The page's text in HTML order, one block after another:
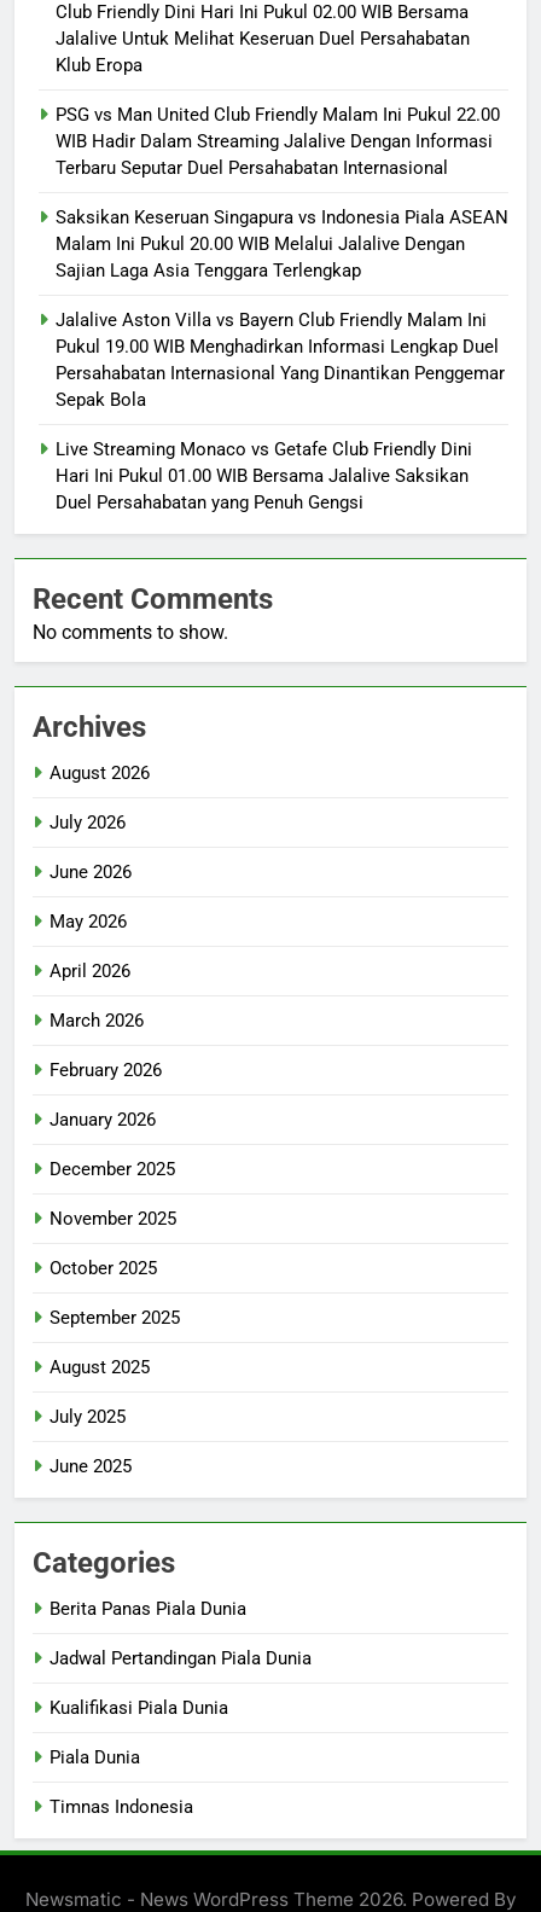
Club Friendly Dini Hari Ini Pukul 02.00 WIB Bersama
Jalalive Untuk Melihat Keseruan Duel Persahabatan
Klub Eropa
PSG vs Man United Club Friendly Malam Ini Pukul 22.00
WIB Hadir Dalam Streaming Jalalive Dengan Informasi
Terbaru Seputar Duel Persahabatan Internasional
Saksikan Keseruan Singapura vs Indonesia Piala ASEAN
Malam Ini Pukul 20.00 WIB Melalui Jalalive Dengan
Sajian Laga Asia Tenggara Terlengkap
Jalalive Aston Villa vs Bayern Club Friendly Malam Ini
Pukul 19.00 WIB Menghadirkan Informasi Lengkap Duel
Persahabatan Internasional Yang Dinantikan Penggemar
Sepak Bola
Live Streaming Monaco vs Getafe Club Friendly Dini
Hari Ini Pukul 01.00 WIB Bersama Jalalive Saksikan
Duel Persahabatan yang Penuh Gengsi
Recent Comments
No comments to show.
Archives
August 2026
July 2026
June 2026
May 2026
April 2026
March 2026
February 2026
January 2026
December 2025
November 2025
October 2025
September 2025
August 2025
July 2025
June 2025
Categories
Berita Panas Piala Dunia
Jadwal Pertandingan Piala Dunia
Kualifikasi Piala Dunia
Piala Dunia
Timnas Indonesia
Newsmatic - News WordPress Theme 2026. Powered By